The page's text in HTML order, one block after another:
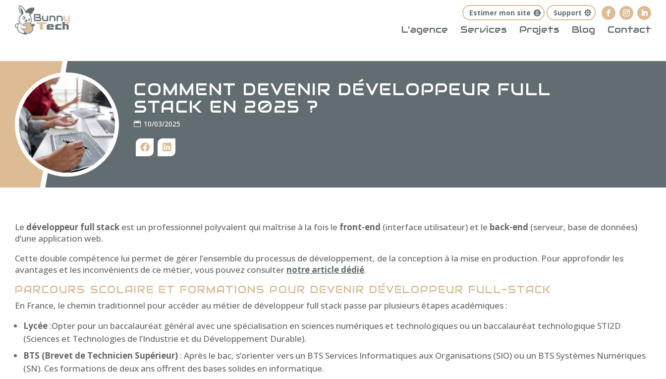
Estimer mon site Support
L’agence Services Projets Blog Contact
COMMENT DEVENIR DÉVELOPPEUR FULL
STACK EN 2025 ?
10/03/2025
Facebook
Le développeur full stack est un professionnel polyvalent qui maîtrise à la fois le front-end (interface utilisateur) et le back-end (serveur, base de données)
d’une application web.
Cette double compétence lui permet de gérer l’ensemble du processus de développement, de la conception à la mise en production. Pour approfondir les
avantages et les inconvénients de ce métier, vous pouvez consulter notre article dédié.​
PARCOURS SCOLAIRE ET FORMATIONS POUR DEVENIR DÉVELOPPEUR FULL-STACK
En France, le chemin traditionnel pour accéder au métier de développeur full stack passe par plusieurs étapes académiques :​
Lycée :Opter pour un baccalauréat général avec une spécialisation en sciences numériques et technologiques ou un baccalauréat technologique STI2D
(Sciences et Technologies de l’Industrie et du Développement Durable).
BTS (Brevet de Technicien Supérieur) : Après le bac, s’orienter vers un BTS Services Informatiques aux Organisations (SIO) ou un BTS Systèmes Numériques
(SN). Ces formations de deux ans offrent des bases solides en informatique.